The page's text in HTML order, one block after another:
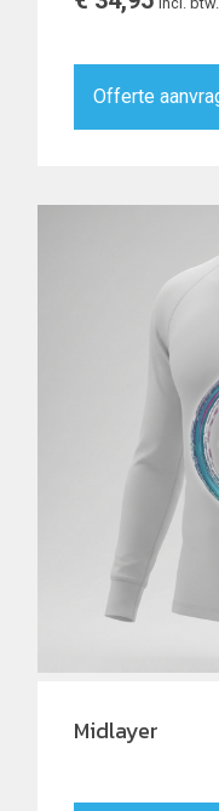
Offerte
Midlayer